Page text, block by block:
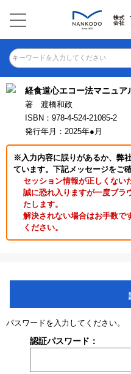
キーワードを入力してください
経食道心エコー法マニュア
著 渡橋和政
ISBN：978-4-524-21085-2
発行年月：2025年●月
※入力内容に誤りがあるか、弊
ています。下記メッセージをご
セッション情報が正しくない
誠に恐れ入りますが一度ブラ
たします。
解決されない場合はお手数で
ください。
パスワードを入力してください。
認証パスワード：